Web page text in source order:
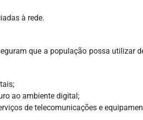
à rede.
que a população possa utilizar
ao ambiente digital;
de telecomunicações e